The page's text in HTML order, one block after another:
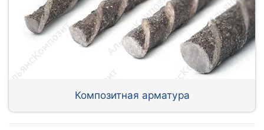
Композитная арматура